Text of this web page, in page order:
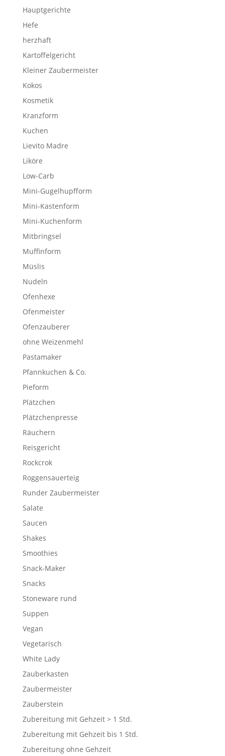
Hauptgerichte
Hefe
herzhaft
Kartoffelgericht
Kleiner Zaubermeister
Kokos
Kosmetik
Kranzform
Kuchen
Lievito Madre
Liköre
Low-Carb
Mini-Gugelhupfform
Mini-Kastenform
Mini-Kuchenform
Mitbringsel
Muffinform
Müslis
Nudeln
Ofenhexe
Ofenmeister
Ofenzauberer
ohne Weizenmehl
Pastamaker
Pfannkuchen & Co.
Pieform
Plätzchen
Plätzchenpresse
Räuchern
Reisgericht
Rockcrok
Roggensauerteig
Runder Zaubermeister
Salate
Saucen
Shakes
Smoothies
Snack-Maker
Snacks
Stoneware rund
Suppen
Vegan
Vegetarisch
White Lady
Zauberkasten
Zaubermeister
Zauberstein
Zubereitung mit Gehzeit > 1 Std.
Zubereitung mit Gehzeit bis 1 Std.
Zubereitung ohne Gehzeit